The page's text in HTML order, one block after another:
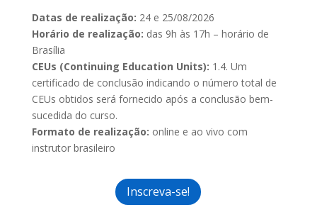
Datas de realização: 24 e 25/08/2026
Horário de realização: das 9h às 17h – horário de
Brasília
CEUs (Continuing Education Units): 1.4. Um
certificado de conclusão indicando o número total de
CEUs obtidos será fornecido após a conclusão bem-
sucedida do curso.
Formato de realização: online e ao vivo com
instrutor brasileiro
Inscreva-se!